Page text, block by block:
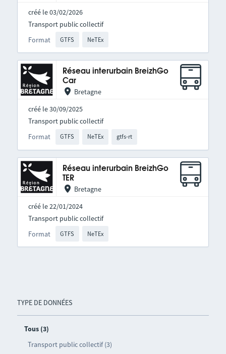
TYPE DE DONNÉES
Tous (3)
Transport public collectif (3)
créé le 03/02/2026
Format GTFS NeTEx
Transport public collectif
Réseau interurbain BreizhGo
Car
Bretagne
créé le 30/09/2025
Format GTFS NeTEx gtfs-rt
Transport public collectif
Réseau interurbain BreizhGo
TER
Bretagne
créé le 22/01/2024
Format GTFS NeTEx
Transport public collectif